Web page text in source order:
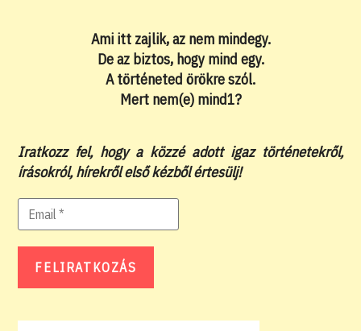
Ami itt zajlik, az nem mindegy.
De az biztos, hogy mind egy.
A történeted örökre szól.
Mert nem(e) mind1?
Iratkozz fel, hogy a közzé adott igaz történetekről,
írásokról, hírekről első kézből értesülj!